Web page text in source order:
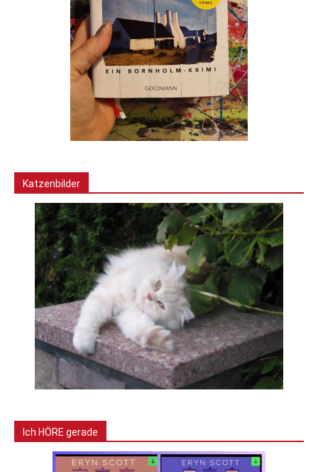
Katzenbilder
Ich HÖRE gerade